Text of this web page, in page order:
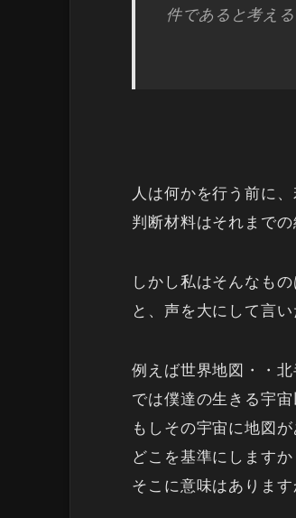
件であると考える
人は何かを行う前に
判断材料はそれまで
しかし私はそんなもの
と、声を大にして言い
例えば世界地図・・
では僕達の生きる宇
もしその宇宙に地図
どこを基準にしますか
そこに意味はあります